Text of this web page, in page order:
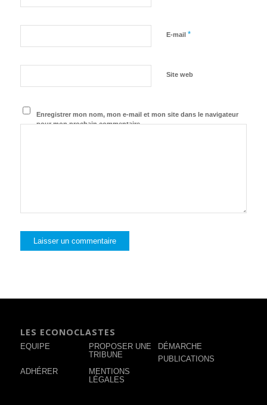
E-mail *
Site web
Enregistrer mon nom, mon e-mail et mon site dans le navigateur
pour mon prochain commentaire.
LES ECONOCLASTES
EQUIPE
PROPOSER UNE
TRIBUNE
DÉMARCHE
PUBLICATIONS
ADHÉRER
MENTIONS
LÉGALES